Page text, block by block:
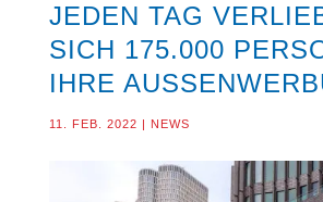
JEDEN TAG
SICH 175.000
IHRE
11. FEB. 2022 | NEWS